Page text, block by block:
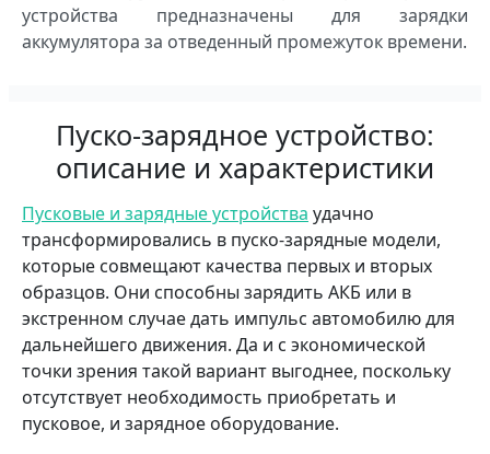
устройства предназначены для зарядки
аккумулятора за отведенный промежуток времени.
Пуско-зарядное устройство:
описание и характеристики
Пусковые и зарядные устройства удачно
трансформировались в пуско-зарядные модели,
которые совмещают качества первых и вторых
образцов. Они способны зарядить АКБ или в
экстренном случае дать импульс автомобилю для
дальнейшего движения. Да и с экономической
точки зрения такой вариант выгоднее, поскольку
отсутствует необходимость приобретать и
пусковое, и зарядное оборудование.